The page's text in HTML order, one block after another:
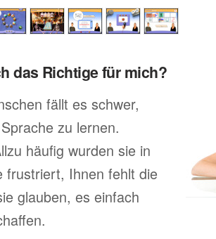
das Richtige für mich?
fällt es schwer,
zu lernen.
häufig wurden sie in
frustriert, Ihnen fehlt die
glauben, es einfach